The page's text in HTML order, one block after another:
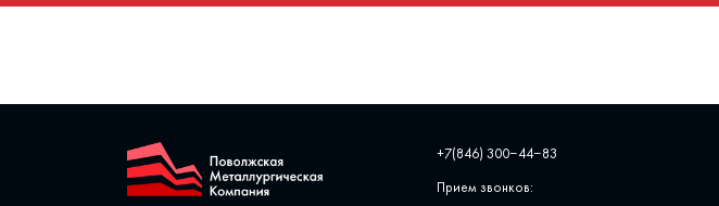
+7(846) 300‒44‒83
Прием звонков: